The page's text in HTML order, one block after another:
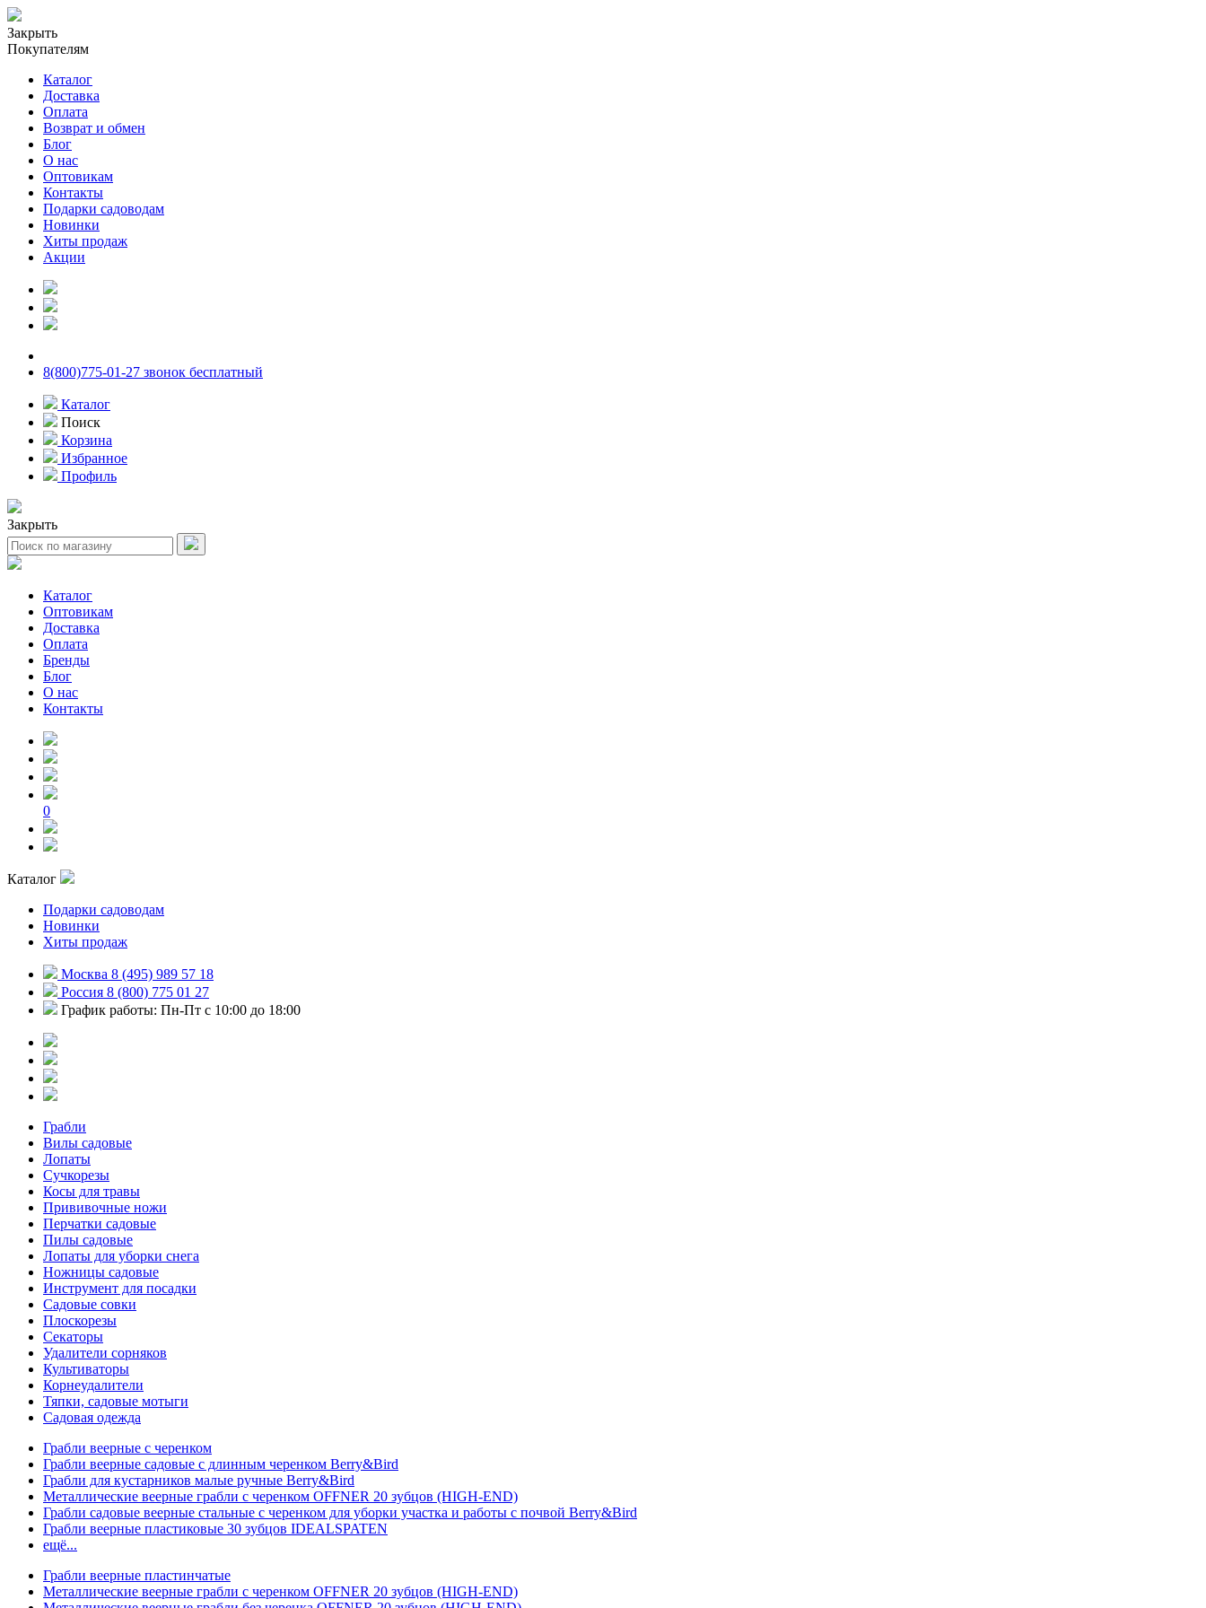
Закрыть
Покупателям
Каталог
Доставка
Оплата
Возврат и обмен
Блог
О нас
Оптовикам
Контакты
Подарки садоводам
Новинки
Хиты продаж
Акции
8(800)775-01-27 звонок бесплатный
Каталог
Поиск
Корзина
Избранное
Профиль
Закрыть
Каталог
Оптовикам
Доставка
Оплата
Бренды
Блог
О нас
Контакты
0
Каталог
Подарки садоводам
Новинки
Хиты продаж
Москва 8 (495) 989 57 18
Россия 8 (800) 775 01 27
График работы: Пн-Пт с 10:00 до 18:00
Грабли
Вилы садовые
Лопаты
Сучкорезы
Косы для травы
Прививочные ножи
Перчатки садовые
Пилы садовые
Лопаты для уборки снега
Ножницы садовые
Инструмент для посадки
Садовые совки
Плоскорезы
Секаторы
Удалители сорняков
Культиваторы
Корнеудалители
Тяпки, садовые мотыги
Садовая одежда
Грабли веерные с черенком
Грабли веерные садовые с длинным черенком Berry&Bird
Грабли для кустарников малые ручные Berry&Bird
Металлические веерные грабли с черенком OFFNER 20 зубцов (HIGH-END)
Грабли садовые веерные стальные с черенком для уборки участка и работы с почвой Berry&Bird
Грабли веерные пластиковые 30 зубцов IDEALSPATEN
ещё...
Грабли веерные пластинчатые
Металлические веерные грабли с черенком OFFNER 20 зубцов (HIGH-END)